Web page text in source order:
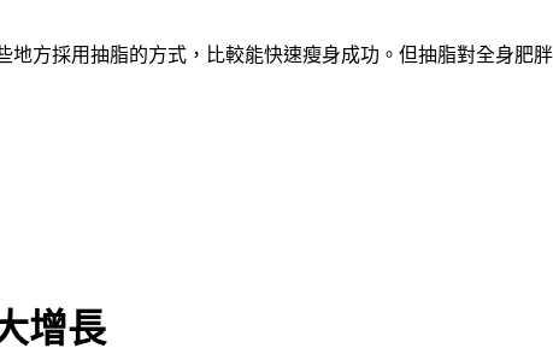
方採用抽脂的方式，比較能快速瘦身成功。但抽脂對全身肥
增長